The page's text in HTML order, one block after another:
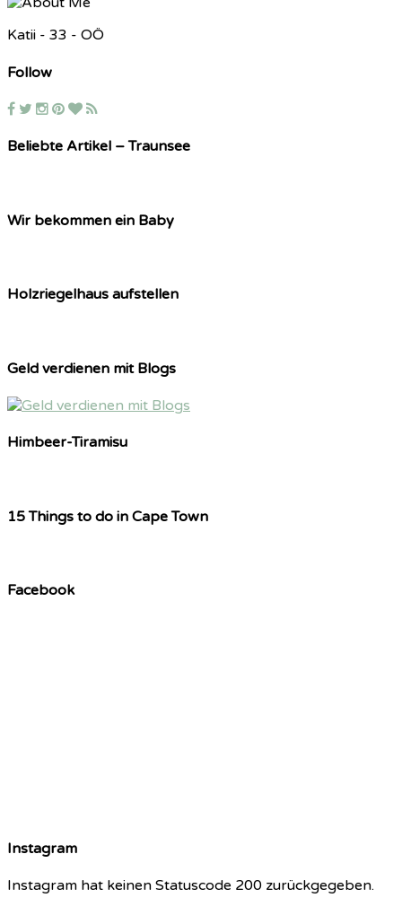
Katii - 33 - OÖ
Follow
Beliebte Artikel – Traunsee
Wir bekommen ein Baby
Holzriegelhaus aufstellen
Geld verdienen mit Blogs
Himbeer-Tiramisu
15 Things to do in Cape Town
Facebook
Instagram
Instagram hat keinen Statuscode 200 zurückgegeben.